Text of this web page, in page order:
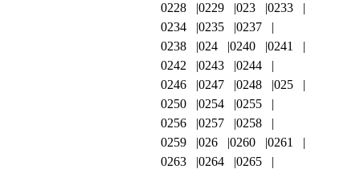
0228
0229 023
0233
0234
0235
0237
0238
024 0240
0241
0242
0243
0244
0246
0247 0248
025
0250
0254
0255
0256
0257
0258
0259
026 0260
0261
0263
0264
0265